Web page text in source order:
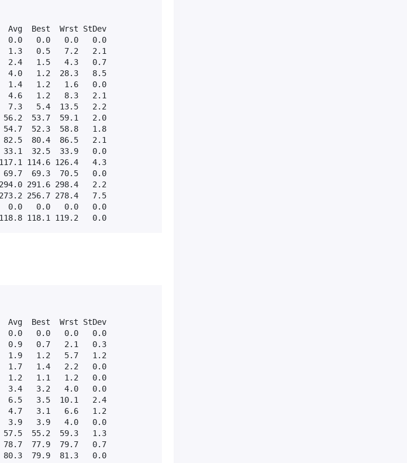
Best  Wrst StDev
0.0   0.0   0.0   0.0
1.3   0.5   7.2   2.1
2.4   1.5   4.3   0.7
4.0   1.2  28.3   8.5
1.4   1.2   1.6   0.0
4.6   1.2   8.3   2.1
7.3   5.4  13.5   2.2
53.7  59.1   2.0
52.3  58.8   1.8
80.4  86.5   2.1
32.5  33.9   0.0
114.6 126.4   4.3
69.7  69.3  70.5   0.0
291.6 298.4   2.2
256.7 278.4   7.5
0.0   0.0   0.0
118.1 119.2   0.0
Best  Wrst StDev
0.0   0.0   0.0   0.0
0.9   0.7   2.1   0.3
1.9   1.2   5.7   1.2
1.7   1.4   2.2   0.0
1.2   1.1   1.2   0.0
3.4   3.2   4.0   0.0
6.5   3.5  10.1   2.4
4.7   3.1   6.6   1.2
3.9   3.9   4.0   0.0
55.2  59.3   1.3
77.9  79.7   0.7
79.9  81.3   0.0